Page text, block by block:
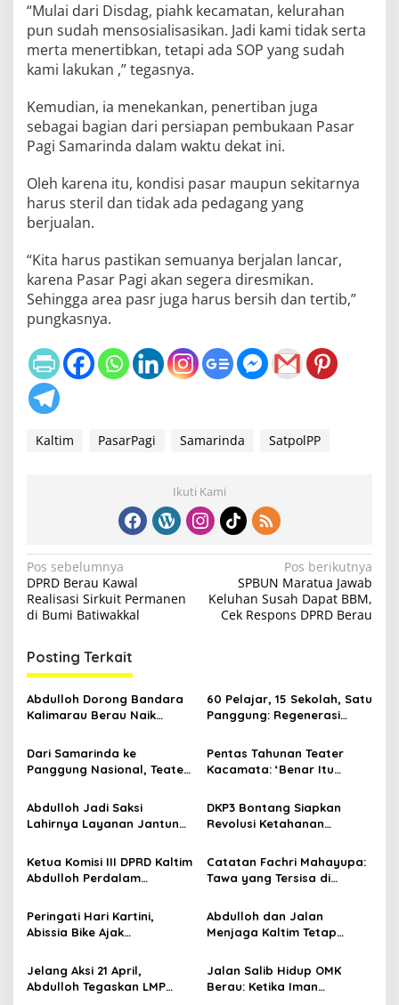
“Mulai dari Disdag, piahk kecamatan, kelurahan
pun sudah mensosialisasikan. Jadi kami tidak serta
merta menertibkan, tetapi ada SOP yang sudah
kami lakukan ,” tegasnya.
Kemudian, ia menekankan, penertiban juga
sebagai bagian dari persiapan pembukaan Pasar
Pagi Samarinda dalam waktu dekat ini.
Oleh karena itu, kondisi pasar maupun sekitarnya
harus steril dan tidak ada pedagang yang
berjualan.
“Kita harus pastikan semuanya berjalan lancar,
karena Pasar Pagi akan segera diresmikan.
Sehingga area pasr juga harus bersih dan tertib,”
pungkasnya.
Kaltim PasarPagi Samarinda SatpolPP
Ikuti Kami
N
a
v
i
g
a
s
i
p
o
s
Pos sebelumnya
DPRD Berau Kawal
Realisasi Sirkuit Permanen
di Bumi Batiwakkal
Pos berikutnya
SPBUN Maratua Jawab
Keluhan Susah Dapat BBM,
Cek Respons DPRD Berau
Posting Terkait
Abdulloh Dorong Bandara
Kalimarau Berau Naik
Internasional Kaltim
60 Pelajar, 15 Sekolah, Satu
Panggung: Regenerasi
Jalannya
Dari Samarinda ke
Panggung Nasional, Teater
Kalimantan ke FTRN ISI
Yogyakarta
Pentas Tahunan Teater
Kacamata: ‘Benar Itu
Korupsi dan Kemiskinan
Abdulloh Jadi Saksi
Lahirnya Layanan Jantung
Jawaban Kebutuhan
Rakyat
DKP3 Bontang Siapkan
Revolusi Ketahanan
Smartani Jadi Senjata
Ketua Komisi III DPRD Kaltim
Abdulloh Perdalam
Bangku Doktoral
Catatan Fachri Mahayupa:
Tawa yang Tersisa di
RW Nol Teater Mahardika
Samarinda
Peringati Hari Kartini,
Abissia Bike Ajak
Sambil Berkebaya
Abdulloh dan Jalan
Menjaga Kaltim Tetap
Gelombang Aksi 21 April
Jelang Aksi 21 April,
Abdulloh Tegaskan LMP
Jalan Salib Hidup OMK
Berau: Ketika Iman